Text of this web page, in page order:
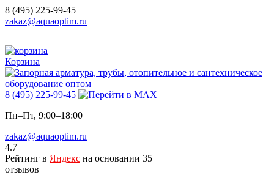
8 (495) 225-99-45
zakaz@aquaoptim.ru
Корзина
8 (495) 225-99-45
Пн–Пт, 9:00–18:00
zakaz@aquaoptim.ru
4.7
Рейтинг в Яндекс на основании 35+
отзывов